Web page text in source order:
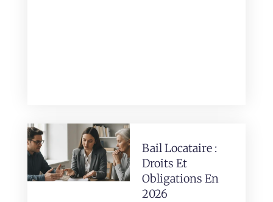
Bail Locataire :
Droits Et
Obligations En
2026